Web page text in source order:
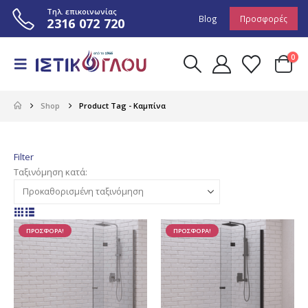
Τηλ. επικοινωνίας
2316 072 720 Blog Προσφορές
0
Shop Product Tag -Καμπίνα
Filter
Ταξινόμηση κατά:
ΠΡΟΣΦΟΡΑ! ΠΡΟΣΦΟΡΑ!